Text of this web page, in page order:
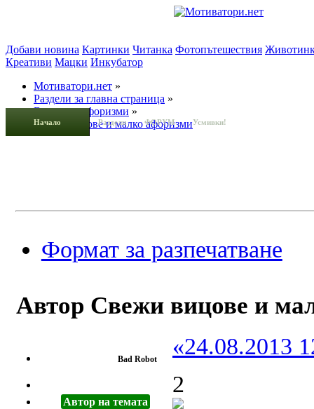
Начало Раздели ФОРУМ Усмивки!
Добави новина Картинки Читанка Фотопътешествия
Креативи Мацки Инкубатор
Мотиватори.нет »
Раздели за главна страница »
Вицове и афоризми »
Свежи вицове и малко афоризми
Формат за разпечатване
Автор Свежи вицове и
Bad Robot
Автор на темата
«24.08.2013
2